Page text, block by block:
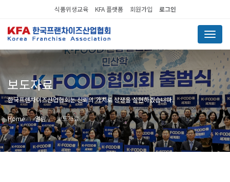
식품위생교육 KFA 플랫폼 회원가입 로그인
Menu
보도자료
한국프랜차이즈산업협회는 신뢰의 가치로 상생을 실현하겠습니다.
Home 알림 보도자료